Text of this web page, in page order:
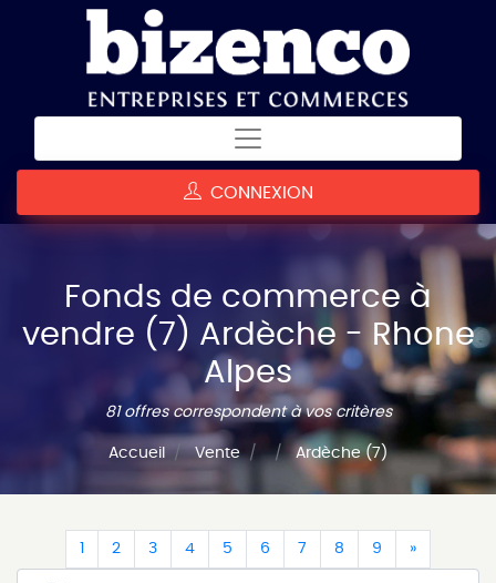
CONNEXION
Fonds de commerce à
vendre (7) Ardèche - Rhone
Alpes
81 offres correspondent à vos critères
Accueil Vente Ardèche (7)
1(current)
2(current)
3(current)
4(current)
5(current)
6(current)
7(current)
8(current)
9(current)
»(current)